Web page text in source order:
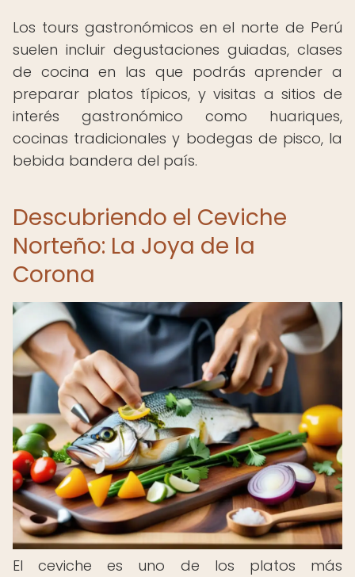
Los tours gastronómicos en el norte de Perú
suelen incluir degustaciones guiadas, clases
de cocina en las que podrás aprender a
preparar platos típicos, y visitas a sitios de
interés gastronómico como huariques,
cocinas tradicionales y bodegas de pisco, la
bebida bandera del país.
Descubriendo el Ceviche
Norteño: La Joya de la
Corona
El ceviche es uno de los platos más